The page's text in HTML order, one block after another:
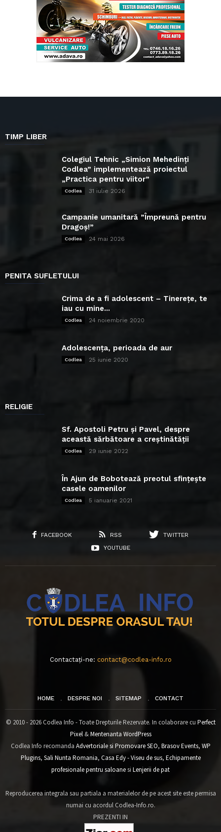
TIMP LIBER
Colegiul Tehnic „Simion Mehedinți
Codlea” implementează proiectul
„Practica pentru viitor”
Codlea 31 iulie 2026
Campanie umanitară ”Împreună pentru
Dragoș!”
Codlea 24 mai 2026
PENITA SUFLETULUI
Crima de a fi adolescent – Tinerețe, te
iau cu mine...
Codlea 24 noiembrie 2020
Adolescența, perioada de aur
Codlea 25 iunie 2020
RELIGIE
Sf. Apostoli Petru și Pavel, despre
această sărbătoare a creștinătății
Codlea 29 iunie 2022
În Ajun de Bobotează preotul sfințește
casele oamenilor
Codlea 5 ianuarie 2021
FACEBOOK RSS
TWITTER
YOUTUBE
Contactați-ne: contact@codlea-info.ro
HOME DESPRE NOI SITEMAP CONTACT
© 2010 - 2026 Codlea Info - Toate Drepturile Rezervate. In colaborare cu Perfect
Pixel&Mentenanta WordPress
Codlea Info recomanda Advertoriale si Promovare SEO, Brasov Events, WP
Plugins, Sali Nunta Romania, Casa Edy - Viseu de sus, Echipamente
profesionale pentru saloanesi Lenjerii de pat
Reproducerea integrala sau partiala a materialelor de pe acest site este permisa
numai cu acordul Codlea-Info.ro.
PREZENTI IN